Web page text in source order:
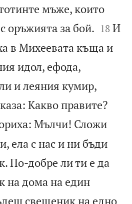
мъже, които
оръжията за бой. 

18 И
в Михеевата къща и
идол, ефода,
и леяния кумир,
Какво правите?
Мълчи! Сложи
ела с нас и ни бъди
По-добре ли ти е да
на дома на един
свещеник на едно